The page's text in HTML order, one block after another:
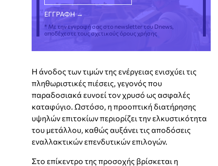
* Με την εγγραφή σας στο newsletter του Dnews,
αποδέχεστε τους σχετικούς όρους χρήσης
Η άνοδος των τιμών της ενέργειας ενισχύει τις
πληθωριστικές πιέσεις, γεγονός που
παραδοσιακά ευνοεί τον χρυσό ως ασφαλές
καταφύγιο. Ωστόσο, η προοπτική διατήρησης
υψηλών επιτοκίων περιορίζει την ελκυστικότητα
του μετάλλου, καθώς αυξάνει τις αποδόσεις
εναλλακτικών επενδυτικών επιλογών.
Στο επίκεντρο της προσοχής βρίσκεται η